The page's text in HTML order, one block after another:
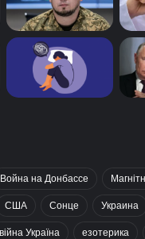
Война на Донбассе
США Сонце Украина
війна Україна езотерика